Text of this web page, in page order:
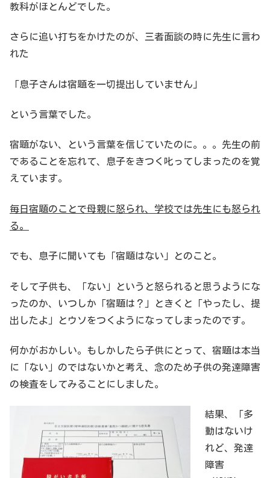
教科がほとんどでした。
さらに追い打ちをかけたのが、三者面談の時に先生に言わ
れた
「息子さんは宿題を一切提出していません」
という言葉でした。
宿題がない、という言葉を信じていたのに。。。先生の前
であることを忘れて、息子をきつく叱ってしまったのを覚
えています。
毎日宿題のことで母親に怒られ、学校では先生にも怒られ
る。
でも、息子に聞いても「宿題はない」とのこと。
そして子供も、「ない」というと怒られると思うようにな
ったのか、いつしか「宿題は？」ときくと「やったし、提
出したよ」とウソをつくようになってしまったのです。
何かがおかしい。もしかしたら子供にとって、宿題は本当
に「ない」のではないかと考え、念のため子供の発達障害
の検査をしてみることにしました。
結果、「多
動はないけ
れど、発達
障害